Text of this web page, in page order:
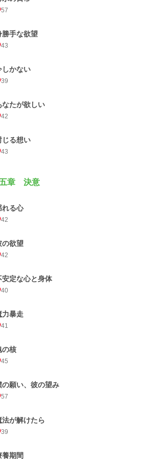
57
勝手な欲望
43
しかない
39
なたが欲しい
42
じる想い
43
章 決意
れる心
42
の欲望
42
安定な心と身体
40
力暴走
41
の核
45
の願い、彼の望み
57
法が解けたら
39
養期間